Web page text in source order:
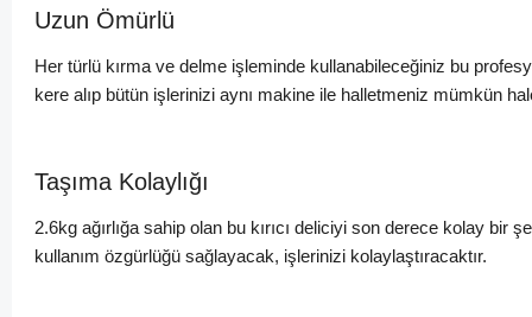
Uzun Ömürlü
Her türlü kırma ve delme işleminde kullanabileceğiniz bu
kere alıp bütün işlerinizi aynı makine ile halletmeniz mümkün
Taşıma Kolaylığı
2.6kg ağırlığa sahip olan bu kırıcı deliciyi son derece kolay bir
kullanım özgürlüğü sağlayacak, işlerinizi kolaylaştıracaktır.